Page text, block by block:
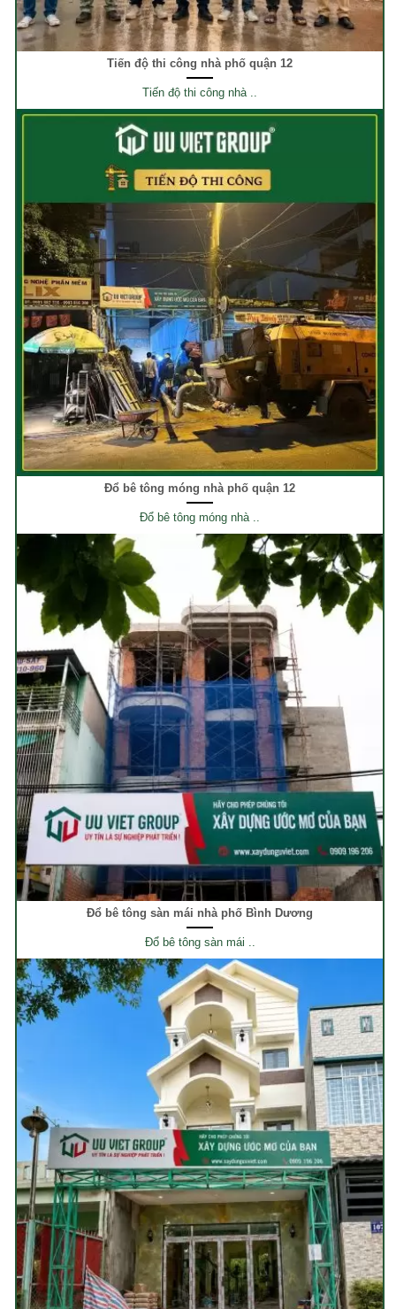
Tiến độ thi công nhà phố quận 12
Tiến độ thi công nhà ..
Đổ bê tông móng nhà phố quận 12
Đổ bê tông móng nhà ..
Đổ bê tông sàn mái nhà phố Bình Dương
Đổ bê tông sàn mái ..